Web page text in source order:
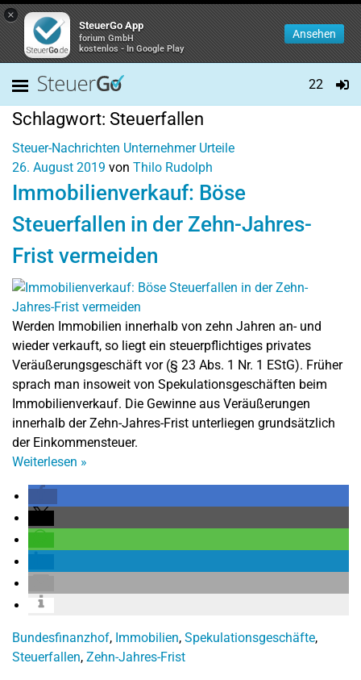
×
SteuerGo App
forium GmbH
kostenlos - In Google Play
Ansehen
22
Schlagwort: Steuerfallen
Steuer-Nachrichten Unternehmer Urteile
26. August 2019 von Thilo Rudolph
Immobilienverkauf: Böse
Steuerfallen in der Zehn-Jahres-
Frist vermeiden
Werden Immobilien innerhalb von zehn Jahren an- und
wieder verkauft, so liegt ein steuerpflichtiges privates
Veräußerungsgeschäft vor (§ 23 Abs. 1 Nr. 1 EStG). Früher
sprach man insoweit von Spekulationsgeschäften beim
Immobilienverkauf. Die Gewinne aus Veräußerungen
innerhalb der Zehn-Jahres-Frist unterliegen grundsätzlich
der Einkommensteuer.
Weiterlesen »
Bundesfinanzhof, Immobilien, Spekulationsgeschäfte,
Steuerfallen, Zehn-Jahres-Frist